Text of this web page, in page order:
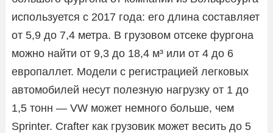
используется с 2017 года: его длина составляет
от 5,9 до 7,4 метра. В грузовом отсеке фургона
можно найти от 9,3 до 18,4 м³ или от 4 до 6
европаллет. Модели с регистрацией легковых
автомобилей несут полезную нагрузку от 1 до
1,5 тонн — VW может немного больше, чем
Sprinter. Crafter как грузовик может весить до 5